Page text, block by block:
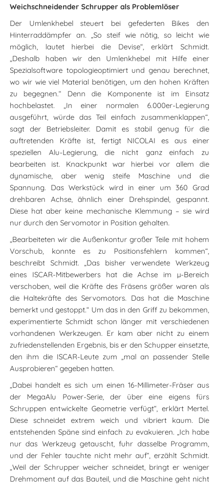
Weichschneidender Schrupper als Problemlöser
Der Umlenkhebel steuert bei gefederten Bikes den
Hinterraddämpfer an. „So steif wie nötig, so leicht wie
möglich, lautet hierbei die Devise“, erklärt Schmidt.
„Deshalb haben wir den Umlenkhebel mit Hilfe einer
Spezialsoftware topologieoptimiert und genau berechnet,
wo wir wie viel Material benötigen, um den hohen Kräften
zu begegnen.“ Denn die Komponente ist im Einsatz
hochbelastet. „In einer normalen 6.000er-Legierung
ausgeführt, würde das Teil einfach zusammenklappen“,
sagt der Betriebsleiter. Damit es stabil genug für die
auftretenden Kräfte ist, fertigt NICOLAI es aus einer
speziellen Alu-Legierung, die nicht ganz einfach zu
bearbeiten ist. Knackpunkt war hierbei vor allem die
dynamische, aber wenig steife Maschine und die
Spannung. Das Werkstück wird in einer um 360 Grad
drehbaren Achse, ähnlich einer Drehspindel, gespannt.
Diese hat aber keine mechanische Klemmung – sie wird
nur durch den Servomotor in Position gehalten.
„Bearbeiteten wir die Außenkontur großer Teile mit hohem
Vorschub, konnte es zu Positionsfehlern kommen“,
beschreibt Schmidt. „Das bisher verwendete Werkzeug
eines ISCAR-Mitbewerbers hat die Achse im µ-Bereich
verschoben, weil die Kräfte des Fräsens größer waren als
die Haltekräfte des Servomotors. Das hat die Maschine
bemerkt und gestoppt.“ Um das in den Griff zu bekommen,
experimentierte Schmidt schon länger mit verschiedenen
vorhandenen Werkzeugen. Er kam aber nicht zu einem
zufriedenstellenden Ergebnis, bis er den Schupper einsetzte,
den ihm die ISCAR-Leute zum „mal an passender Stelle
Ausprobieren“ gegeben hatten.
„Dabei handelt es sich um einen 16-Millimeter-Fräser aus
der MegaAlu Power-Serie, der über eine eigens fürs
Schruppen entwickelte Geometrie verfügt“, erklärt Mertel.
Diese schneidet extrem weich und vibriert kaum. Die
entstehenden Späne sind einfach zu evakuieren. „Ich habe
nur das Werkzeug getauscht, fuhr dasselbe Programm,
und der Fehler tauchte nicht mehr auf“, erzählt Schmidt.
„Weil der Schrupper weicher schneidet, bringt er weniger
Drehmoment auf das Bauteil, und die Maschine geht nicht